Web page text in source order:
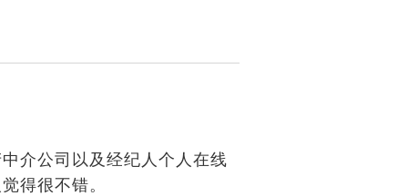
介公司以及经纪人个人在线
得很不错。